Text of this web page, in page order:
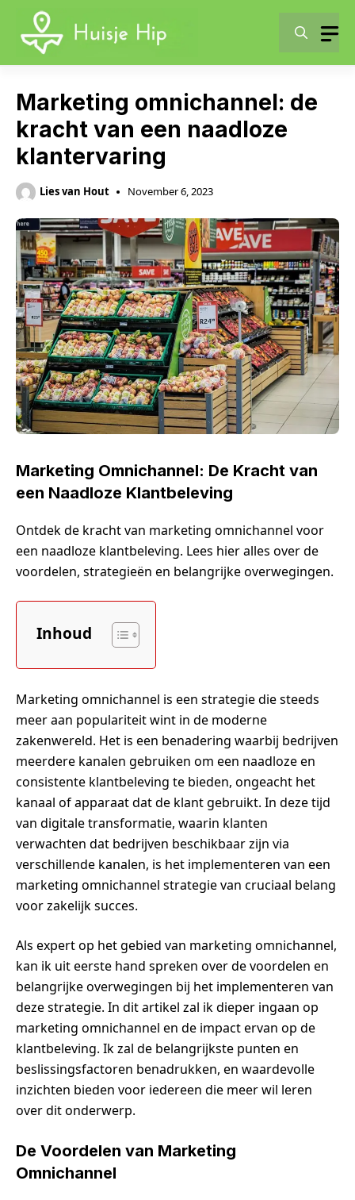
content
Marketing omnichannel: de
kracht van een naadloze
klantervaring
Lies van Hout November 6, 2023
Marketing Omnichannel: De Kracht van
een Naadloze Klantbeleving
Ontdek de kracht van marketing omnichannel voor
een naadloze klantbeleving. Lees hier alles over de
voordelen, strategieën en belangrijke overwegingen.
Inhoud
Marketing omnichannel is een strategie die steeds
meer aan populariteit wint in de moderne
zakenwereld. Het is een benadering waarbij bedrijven
meerdere kanalen gebruiken om een naadloze en
consistente klantbeleving te bieden, ongeacht het
kanaal of apparaat dat de klant gebruikt. In deze tijd
van digitale transformatie, waarin klanten
verwachten dat bedrijven beschikbaar zijn via
verschillende kanalen, is het implementeren van een
marketing omnichannel strategie van cruciaal belang
voor zakelijk succes.
Als expert op het gebied van marketing omnichannel,
kan ik uit eerste hand spreken over de voordelen en
belangrijke overwegingen bij het implementeren van
deze strategie. In dit artikel zal ik dieper ingaan op
marketing omnichannel en de impact ervan op de
klantbeleving. Ik zal de belangrijkste punten en
beslissingsfactoren benadrukken, en waardevolle
inzichten bieden voor iedereen die meer wil leren
over dit onderwerp.
De Voordelen van Marketing
Omnichannel